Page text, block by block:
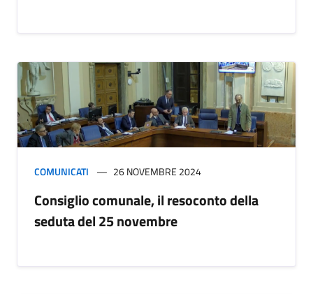
COMUNICATI 26 NOVEMBRE 2024
Consiglio comunale, il resoconto della
seduta del 25 novembre